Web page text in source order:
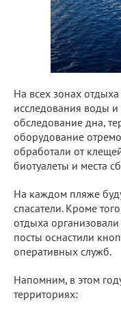
На всех зонах
исследования воды
обследование дна,
оборудование
обработали от
биотуалеты и места
На каждом пляже
спасатели. Кроме
отдыха
посты оснастили
оперативных служб.
Напомним, в этом
территориях: